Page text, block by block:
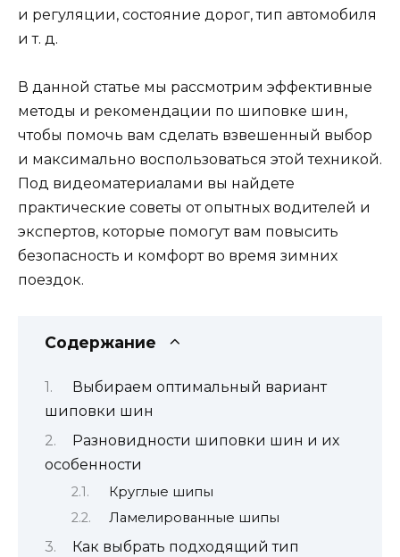
и регуляции, состояние дорог, тип автомобиля
и т. д.
В данной статье мы рассмотрим эффективные
методы и рекомендации по шиповке шин,
чтобы помочь вам сделать взвешенный выбор
и максимально воспользоваться этой техникой.
Под видеоматериалами вы найдете
практические советы от опытных водителей и
экспертов, которые помогут вам повысить
безопасность и комфорт во время зимних
поездок.
Содержание
Выбираем оптимальный вариант
шиповки шин
Разновидности шиповки шин и их
особенности
Круглые шипы
Ламелированные шипы
Как выбрать подходящий тип